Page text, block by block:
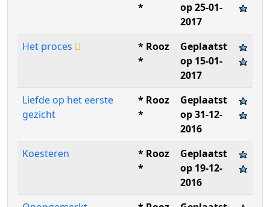
*
op 25-01-
2017
Het proces
* Rooz
*
Geplaatst
op 15-01-
2017
Liefde op het eerste
gezicht
* Rooz
*
Geplaatst
op 31-12-
2016
Koesteren
* Rooz
*
Geplaatst
op 19-12-
2016